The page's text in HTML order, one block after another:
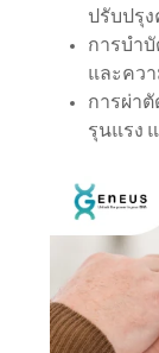
ปรับปรุ
การบำ
และคว
การผ่า
รุนแรง